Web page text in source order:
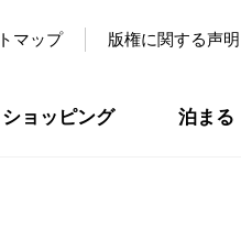
マップ 版権に関する声明
ショッピング 泊まる